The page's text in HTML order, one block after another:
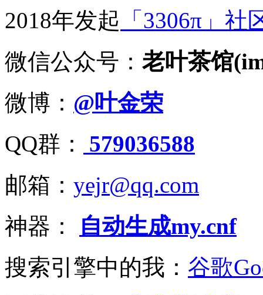
2018年发起 「3306π」社
微信公众号： 老叶茶馆
微博： @叶金荣
QQ群：
579036588
邮箱： yejr@qq.com
神器：
自动生成my.cnf
搜索引擎中的我： 谷歌